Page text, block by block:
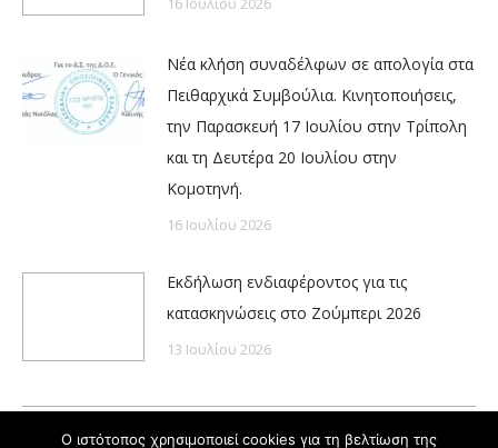
Νέα κλήση συναδέλφων σε απολογία στα
Πειθαρχικά Συμβούλια. Κινητοποιήσεις,
την Παρασκευή 17 Ιουλίου στην Τρίπολη
και τη Δευτέρα 20 Ιουλίου στην
Κομοτηνή.
16 Ιουλίου 2026
Εκδήλωση ενδιαφέροντος για τις
κατασκηνώσεις στο Ζούμπερι 2026
13 Ιουλίου 2026
Ο ιστότοπος χρησιμοποιεί cookies για τη βελτίωση της